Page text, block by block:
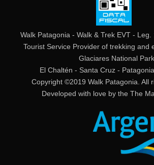
Walk Patagonia - Walk & Trek EVT - Leg.
Tourist Service Provider of trekking and
Glaciares National Park
El Chaltén - Santa Cruz -
Copyright ©2019 Walk Patagonia. All
Developed with love by the The